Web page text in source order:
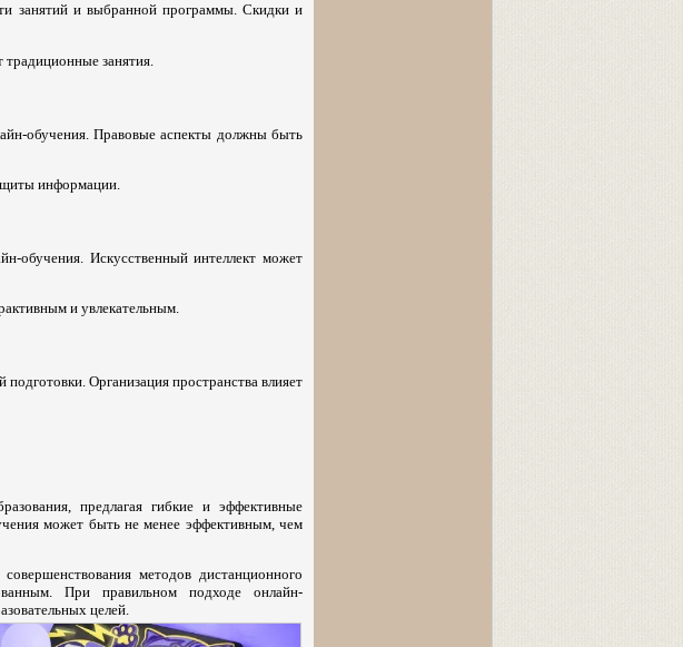
занятий и выбранной программы. Скидки и
занятия.
обучения. Правовые аспекты должны быть
информации.
обучения. Искусственный интеллект может
и увлекательным.
Организация пространства влияет
предлагая гибкие и эффективные
может быть не менее эффективным, чем
методов дистанционного
При правильном подходе онлайн-
целей.